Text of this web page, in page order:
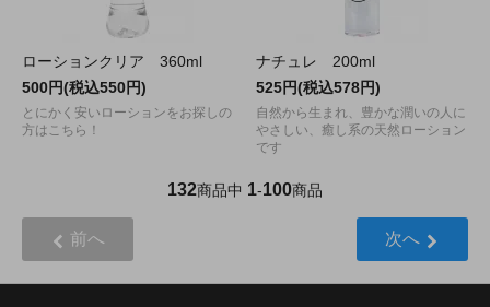
ローションクリア 360ml
500円(税込550円)
とにかく安いローションをお探しの
方はこちら！
ナチュレ 200ml
525円(税込578円)
自然から生まれ、豊かな潤いの人に
やさしい、癒し系の天然ローション
です
132商品中 1-100商品
前へ 次へ